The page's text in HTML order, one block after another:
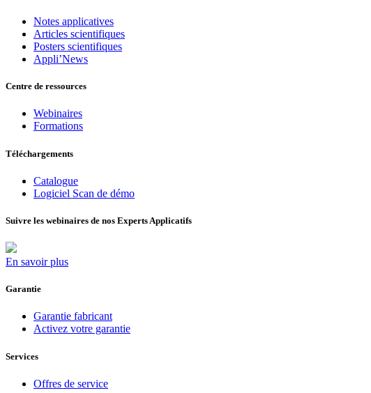
Notes applicatives
Articles scientifiques
Posters scientifiques
Appli’News
Centre de ressources
Webinaires
Formations
Téléchargements
Catalogue
Logiciel Scan de démo
Suivre les webinaires de nos Experts Applicatifs
En savoir plus
Garantie
Garantie fabricant
Activez votre garantie
Services
Offres de service